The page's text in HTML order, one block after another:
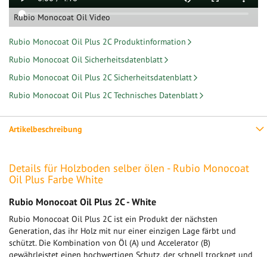
Artikelbeschreibung
Details für Holzboden selber ölen - Rubio Monocoat
Oil Plus Farbe White
Rubio Monocoat Oil Plus 2C - White
Rubio Monocoat Oil Plus 2C ist ein Produkt der nächsten
Generation, das ihr Holz mit nur einer einzigen Lage färbt und
schützt. Die Kombination von Öl (A) und Accelerator (B)
gewährleistet einen hochwertigen Schutz, der schnell trocknet und
Rubio Monocoat Oil Video
Rubio Monocoat Oil Plus 2C Produktinformation
Rubio Monocoat Oil Sicherheitsdatenblatt
Rubio Monocoat Oil Plus 2C Sicherheitsdatenblatt
Rubio Monocoat Oil Plus 2C Technisches Datenblatt